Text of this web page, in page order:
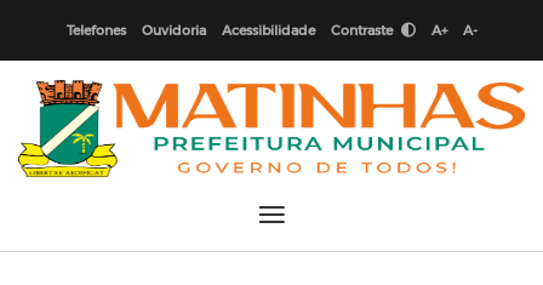
Telefones Ouvidoria Acessibilidade Contraste A+ A-